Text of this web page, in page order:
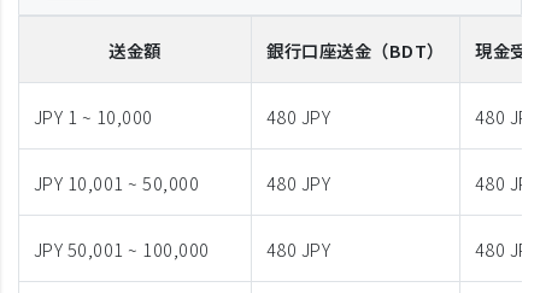
送金額 銀行口座送金 （BDT） 現金受
JPY 1 ~ 10,000 480 JPY 480 JPY
JPY 10,001 ~ 50,000 480 JPY 480 JPY
JPY 50,001 ~ 100,000 480 JPY 480 JPY